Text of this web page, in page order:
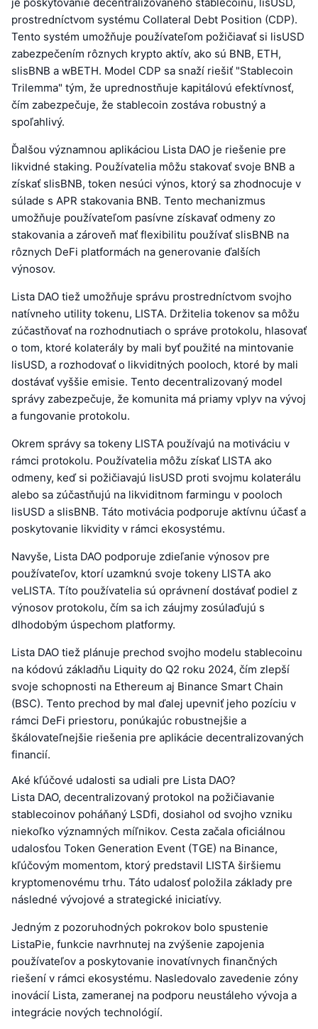
prostredníctvom systému Collateral Debt Position (CDP).
Tento systém umožňuje používateľom požičiavať si lisUSD
zabezpečením rôznych krypto aktív, ako sú BNB, ETH,
slisBNB a wBETH. Model CDP sa snaží riešiť "Stablecoin
Trilemma" tým, že uprednostňuje kapitálovú efektívnosť,
čím zabezpečuje, že stablecoin zostáva robustný a
spoľahlivý.
Ďalšou významnou aplikáciou Lista DAO je riešenie pre
likvidné staking. Používatelia môžu stakovať svoje BNB a
získať slisBNB, token nesúci výnos, ktorý sa zhodnocuje v
súlade s APR stakovania BNB. Tento mechanizmus
umožňuje používateľom pasívne získavať odmeny zo
stakovania a zároveň mať flexibilitu používať slisBNB na
rôznych DeFi platformách na generovanie ďalších
výnosov.
Lista DAO tiež umožňuje správu prostredníctvom svojho
natívneho utility tokenu, LISTA. Držitelia tokenov sa môžu
zúčastňovať na rozhodnutiach o správe protokolu, hlasovať
o tom, ktoré kolaterály by mali byť použité na mintovanie
lisUSD, a rozhodovať o likviditných pooloch, ktoré by mali
dostávať vyššie emisie. Tento decentralizovaný model
správy zabezpečuje, že komunita má priamy vplyv na vývoj
a fungovanie protokolu.
Okrem správy sa tokeny LISTA používajú na motiváciu v
rámci protokolu. Používatelia môžu získať LISTA ako
odmeny, keď si požičiavajú lisUSD proti svojmu kolaterálu
alebo sa zúčastňujú na likviditnom farmingu v pooloch
lisUSD a slisBNB. Táto motivácia podporuje aktívnu účasť a
poskytovanie likvidity v rámci ekosystému.
Navyše, Lista DAO podporuje zdieľanie výnosov pre
používateľov, ktorí uzamknú svoje tokeny LISTA ako
veLISTA. Títo používatelia sú oprávnení dostávať podiel z
výnosov protokolu, čím sa ich záujmy zosúlaďujú s
dlhodobým úspechom platformy.
Lista DAO tiež plánuje prechod svojho modelu stablecoinu
na kódovú základňu Liquity do Q2 roku 2024, čím zlepší
svoje schopnosti na Ethereum aj Binance Smart Chain
(BSC). Tento prechod by mal ďalej upevniť jeho pozíciu v
rámci DeFi priestoru, ponúkajúc robustnejšie a
škálovateľnejšie riešenia pre aplikácie decentralizovaných
financií.
Aké kľúčové udalosti sa udiali pre Lista DAO?
Lista DAO, decentralizovaný protokol na požičiavanie
stablecoinov poháňaný LSDfi, dosiahol od svojho vzniku
niekoľko významných míľnikov. Cesta začala oficiálnou
udalosťou Token Generation Event (TGE) na Binance,
kľúčovým momentom, ktorý predstavil LISTA širšiemu
kryptomenovému trhu. Táto udalosť položila základy pre
následné vývojové a strategické iniciatívy.
Jedným z pozoruhodných pokrokov bolo spustenie
ListaPie, funkcie navrhnutej na zvýšenie zapojenia
používateľov a poskytovanie inovatívnych finančných
riešení v rámci ekosystému. Nasledovalo zavedenie zóny
inovácií Lista, zameranej na podporu neustáleho vývoja a
integrácie nových technológií.